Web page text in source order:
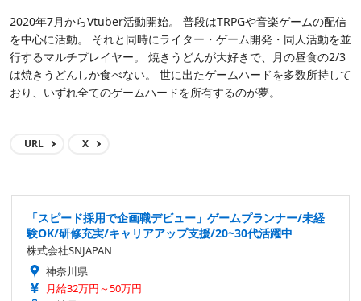
2020年7月からVtuber活動開始。 普段はTRPGや音楽ゲームの配信
を中心に活動。 それと同時にライター・ゲーム開発・同人活動を並
行するマルチプレイヤー。 焼きうどんが大好きで、月の昼食の2/3
は焼きうどんしか食べない。 世に出たゲームハードを多数所持して
おり、いずれ全てのゲームハードを所有するのが夢。
URL X
「スピード採用で企画職デビュー」ゲームプランナー/未経
験OK/研修充実/キャリアアップ支援/20~30代活躍中
株式会社SNJAPAN
神奈川県
月給32万円～50万円